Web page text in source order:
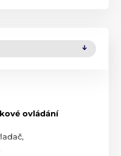
ovládání